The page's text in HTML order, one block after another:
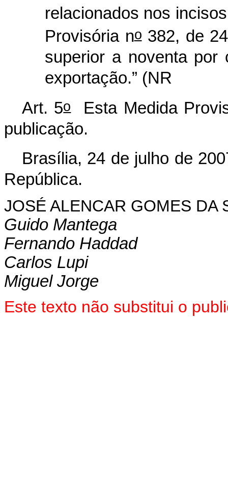
relacionados nos
Provisória no382, de
superior a noventa por
exportação.” (NR
Art. 5oEsta Medida
publicação.
Brasília, 24 de julho de
República.
JOSÉ ALENCAR GOMES DA
Guido Mantega
Fernando Haddad
Carlos Lupi
Miguel Jorge
Este texto não substitui o